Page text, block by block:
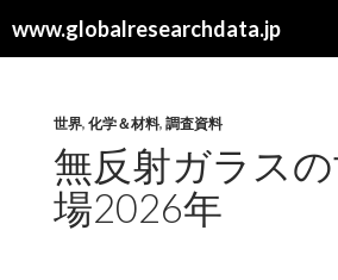
www.globalresearchdata.jp
索
世界, 化学＆材料, 調査資料
無反射ガラス
場2026年